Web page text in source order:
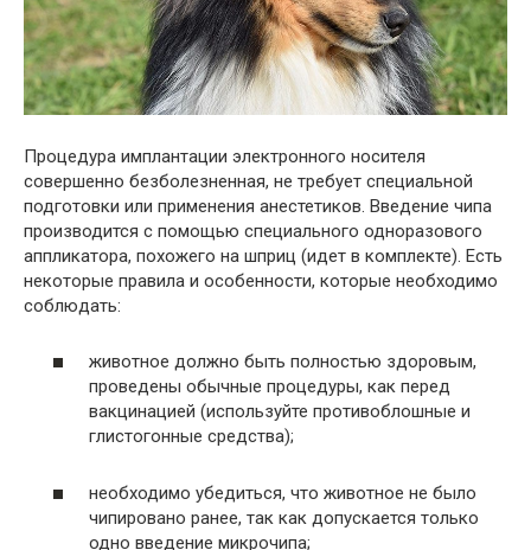
Процедура имплантации электронного носителя
совершенно безболезненная, не требует специальной
подготовки или применения анестетиков. Введение чипа
производится с помощью специального одноразового
аппликатора, похожего на шприц (идет в комплекте). Есть
некоторые правила и особенности, которые необходимо
соблюдать:
животное должно быть полностью здоровым,
проведены обычные процедуры, как перед
вакцинацией (используйте противоблошные и
глистогонные средства);
необходимо убедиться, что животное не было
чипировано ранее, так как допускается только
одно введение микрочипа;